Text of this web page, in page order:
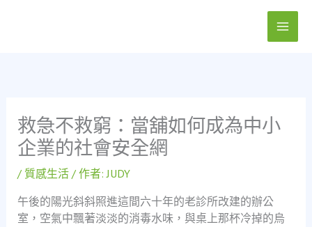
救急不救窮：當舖如何成為中小
企業的社會安全網
/ 質感生活/ 作者:JUDY
午後的陽光斜斜照進這間六十年的老診所改建的辦公
室，空氣中飄著淡淡的消毒水味，與桌上那杯冷掉的烏